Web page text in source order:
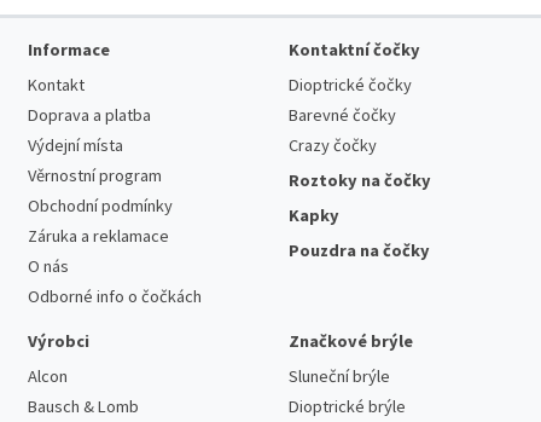
Informace
Kontakt
Doprava a platba
Výdejní místa
Věrnostní program
Obchodní podmínky
Záruka a reklamace
O nás
Odborné info o čočkách
Kontaktní čočky
Dioptrické čočky
Barevné čočky
Crazy čočky
Roztoky na čočky
Kapky
Pouzdra na čočky
Výrobci
Alcon
Bausch & Lomb
Značkové brýle
Sluneční brýle
Dioptrické brýle